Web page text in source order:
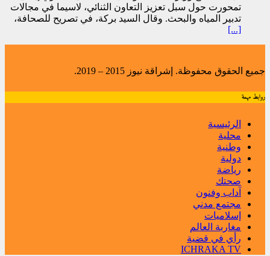
تمحورت حول سبل تعزيز التعاون الثنائي، لاسيما في مجالات
تدبير المياه والبحث. وقال السيد بركة، في تصريح للصحافة،
[...]
جميع الحقوق محفوظة. إشراقة نيوز 2015 – 2019.
روابط مهمة
الرئيسية
محلية
وطنية
دولية
رياضة
صحتك
آداب وفنون
مجتمع مدني
إسلاميات
مغاربة العالم
رأي في قضية
ICHRAKA TV